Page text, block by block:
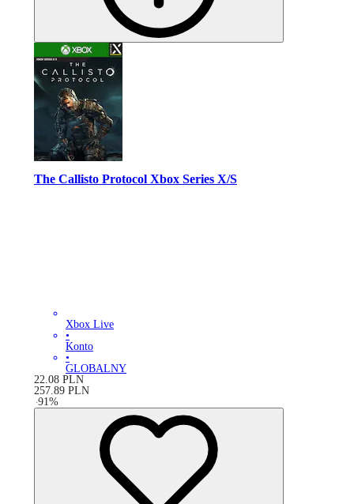
The Callisto Protocol Xbox Series X/S
Xbox Live
•
Konto
•
GLOBALNY
22.08 PLN
257.89 PLN
-91%